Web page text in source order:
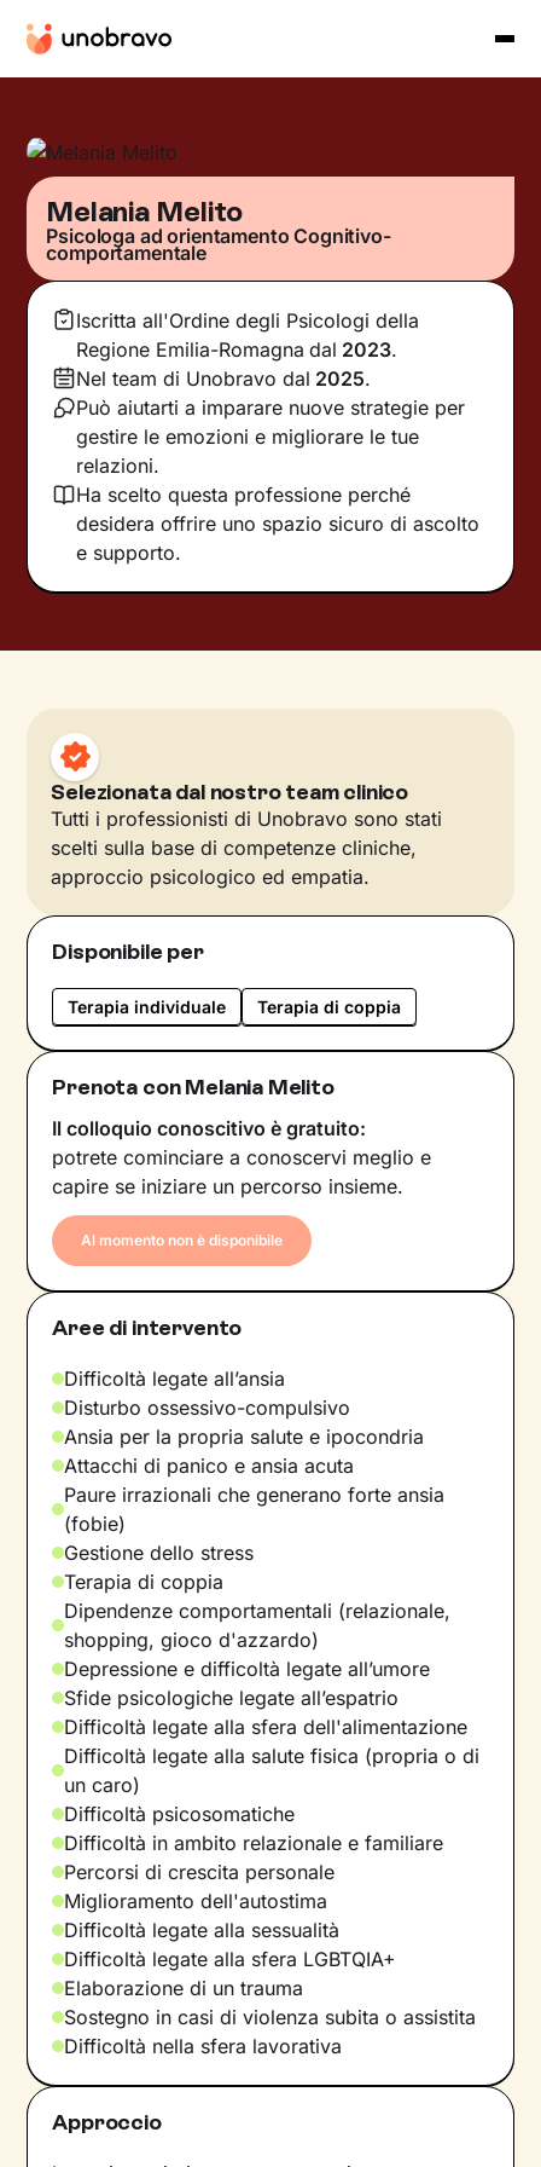
Melania Melito
Psicologa ad orientamento Cognitivo-
comportamentale
Iscritta all'Ordine degli Psicologi della
Regione Emilia-Romagna dal 2023.
Nel team di Unobravo dal 2025.
Può aiutarti a imparare nuove strategie per
gestire le emozioni e migliorare le tue
relazioni.
Ha scelto questa professione perché
desidera offrire uno spazio sicuro di ascolto
e supporto.
Selezionata dal nostro team clinico
Tutti i professionisti di Unobravo sono stati
scelti sulla base di competenze cliniche,
approccio psicologico ed empatia.
Disponibile per
Terapia individuale Terapia di coppia
Prenota con Melania Melito
Il colloquio conoscitivo è gratuito:
potrete cominciare a conoscervi meglio e
capire se iniziare un percorso insieme.
Al momento non è disponibile
Aree di intervento
Difficoltà legate all’ansia
Disturbo ossessivo-compulsivo
Ansia per la propria salute e ipocondria
Attacchi di panico e ansia acuta
Paure irrazionali che generano forte ansia
(fobie)
Gestione dello stress
Terapia di coppia
Dipendenze comportamentali (relazionale,
shopping, gioco d'azzardo)
Depressione e difficoltà legate all’umore
Sfide psicologiche legate all’espatrio
Difficoltà legate alla sfera dell'alimentazione
Difficoltà legate alla salute fisica (propria o di
un caro)
Difficoltà psicosomatiche
Difficoltà in ambito relazionale e familiare
Percorsi di crescita personale
Miglioramento dell'autostima
Difficoltà legate alla sessualità
Difficoltà legate alla sfera LGBTQIA+
Elaborazione di un trauma
Sostegno in casi di violenza subita o assistita
Difficoltà nella sfera lavorativa
Approccio